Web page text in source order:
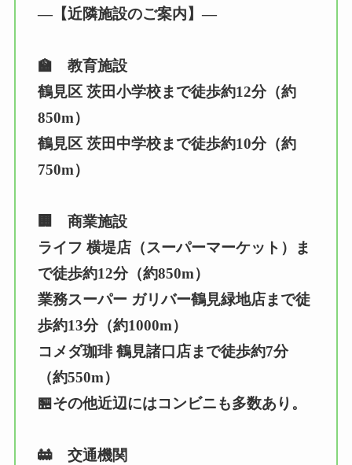
—【近隣施設のご案内】—
🏫 教育施設
鶴見区 茨田小学校まで徒歩約12分（約
850m）
鶴見区 茨田中学校まで徒歩約10分（約
750m）
🏢 商業施設
ライフ 横堤店（スーパーマーケット）ま
で徒歩約12分（約850m）
業務スーパー ガリバー鶴見緑地店まで徒
歩約13分（約1000m）
コメダ珈琲 鶴見諸口店まで徒歩約7分
（約550m）
🏪その他近辺にはコンビニも多数あり。
🚋 交通機関